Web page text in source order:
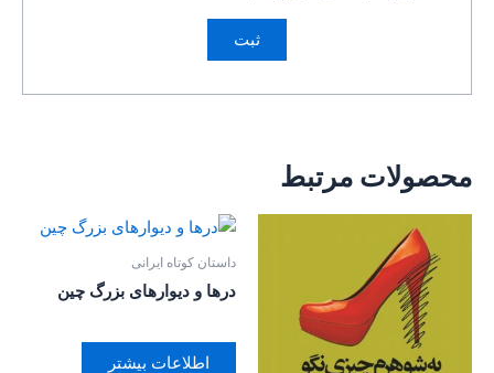
محصولات مرتبط
داستان کوتاه ایرانی
درها و دیوارهای بزرگ چین
اطلاعات بیشتر